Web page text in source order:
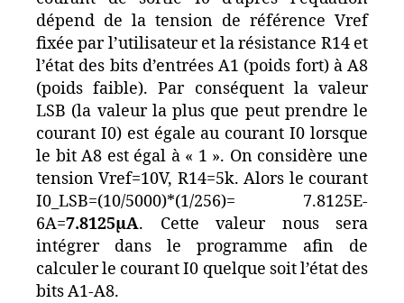
dépend de la tension de référence Vref
fixée par l’utilisateur et la résistance R14 et
l’état des bits d’entrées A1 (poids fort) à A8
(poids faible). Par conséquent la valeur
LSB (la valeur la plus que peut prendre le
courant I0) est égale au courant I0 lorsque
le bit A8 est égal à « 1 ». On considère une
tension Vref=10V, R14=5k. Alors le courant
I0_LSB=(10/5000)*(1/256)= 7.8125E-
6A=7.8125µA. Cette valeur nous sera
intégrer dans le programme afin de
calculer le courant I0 quelque soit l’état des
bits A1-A8.